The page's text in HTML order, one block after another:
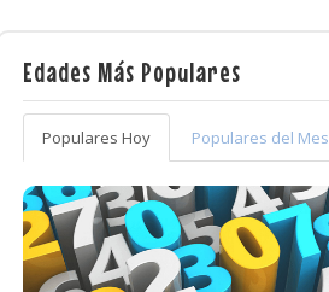
Edades Más Populares
Populares Hoy Populares del Mes